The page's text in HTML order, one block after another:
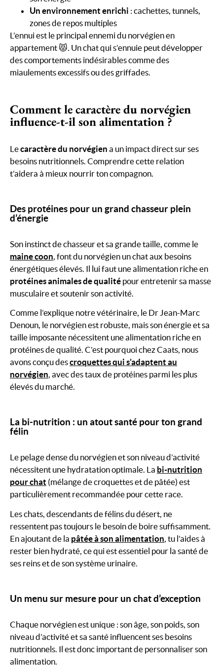
Un environnement enrichi : cachettes, tunnels,
zones de repos multiples
L’ennui est le principal ennemi du norvégien en
appartement 😾. Un chat qui s’ennuie peut développer
des comportements indésirables comme des
miaulements excessifs ou des griffades.
Comment le caractère du norvégien
influence-t-il son alimentation ?
Lecaractère du norvégien a un impact direct sur ses
besoins nutritionnels. Comprendre cette relation
t’aidera à mieux nourrir ton compagnon.
Des protéines pour un grand chasseur plein
d’énergie
Son instinct de chasseur et sa grande taille, comme le
maine coon, font du norvégien un chat aux besoins
énergétiques élevés. Il lui faut une alimentation riche en
protéines animales de qualité pour entretenir sa masse
musculaire et soutenir son activité.
Comme l’explique notre vétérinaire, le Dr Jean-Marc
Denoun, le norvégien est robuste, mais son énergie et sa
taille imposante nécessitent une alimentation riche en
protéines de qualité. C’est pourquoi chez Caats, nous
avons conçu descroquettes qui s’adaptent au
norvégien, avec des taux de protéines parmi les plus
élevés du marché.
La bi-nutrition : un atout santé pour ton grand
félin
Le pelage dense du norvégien et son niveau d’activité
nécessitent une hydratation optimale. La bi-nutrition
pour chat (mélange de croquettes et de pâtée) est
particulièrement recommandée pour cette race.
Les chats, descendants de félins du désert, ne
ressentent pas toujours le besoin de boire suffisamment.
En ajoutant de la pâtée à son alimentation , tu l’aides à
rester bien hydraté, ce qui est essentiel pour la santé de
ses reins et de son système urinaire.
Un menu sur mesure pour un chat d’exception
Chaque norvégien est unique : son âge, son poids, son
niveau d’activité et sa santé influencent ses besoins
nutritionnels. Il est donc important de personnaliser son
alimentation.